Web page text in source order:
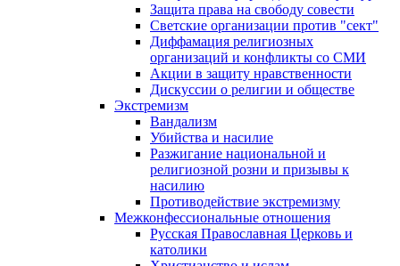
Защита права на свободу совести
Светские организации против "сект"
Диффамация религиозных
организаций и конфликты со СМИ
Акции в защиту нравственности
Дискуссии о религии и обществе
Экстремизм
Вандализм
Убийства и насилие
Разжигание национальной и
религиозной розни и призывы к
насилию
Противодействие экстремизму
Межконфессиональные отношения
Русская Православная Церковь и
католики